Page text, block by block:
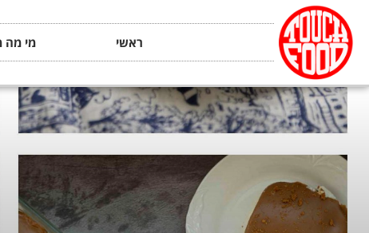
ראשי מי מה